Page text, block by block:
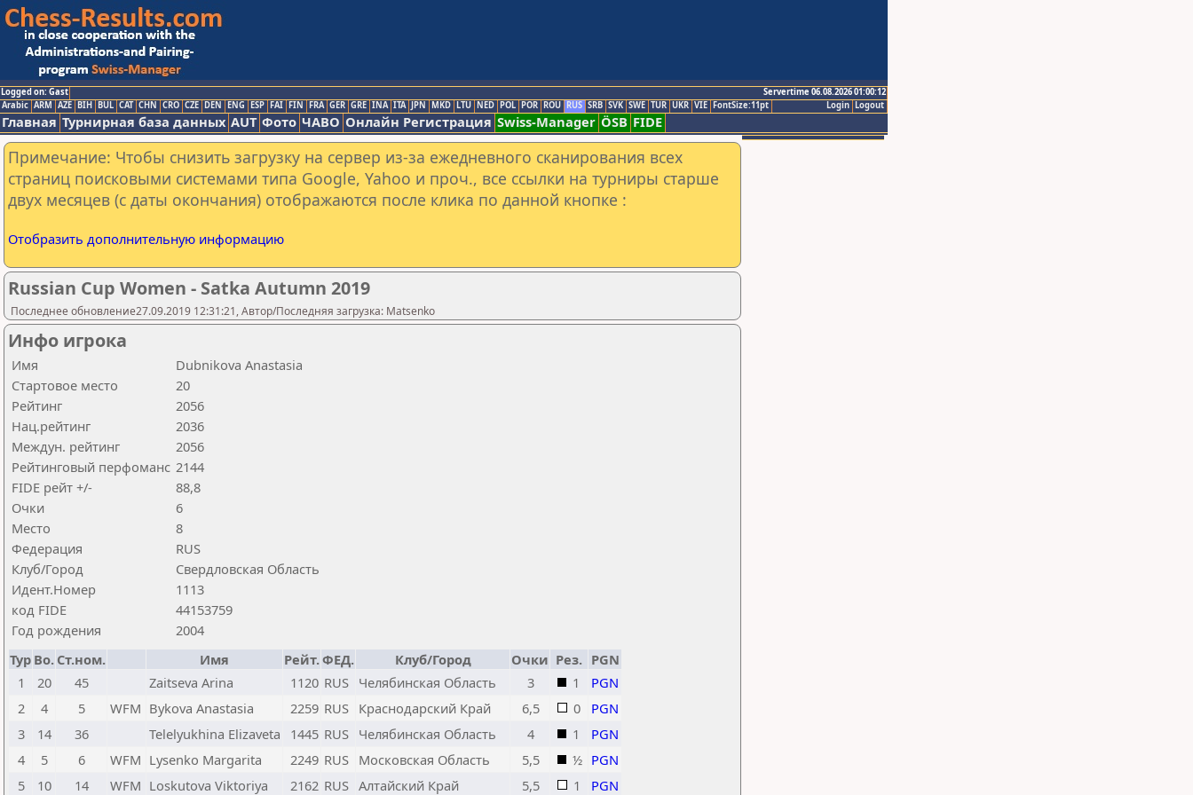
Logged on: Gast
Servertime 06.08.2026 01:00:12
Logout
Login
Arabic ARM AZE BIH BUL CAT CHN CRO CZE DEN ENG ESP FAI FIN FRA GER GRE INA ITA JPN MKD LTU NED POL POR ROU RUS SRB SVK SWE TUR UKR VIE FontSize:11pt
Главная Турнирная база данных AUT Фото ЧАВО Онлайн Регистрация Swiss-Manager ÖSB FIDE
Примечание: Чтобы снизить загрузку на сервер из-за ежедневного сканирования всех
страниц поисковыми системами типа Google, Yahoo и проч., все ссылки на турниры старше
двух месяцев (с даты окончания) отображаются после клика по данной кнопке :
Отобразить дополнительную информацию
Russian Cup Women - Satka Autumn 2019
Последнее обновление27.09.2019 12:31:21, Автор/Последняя загрузка: Matsenko
Инфо игрока
Имя
Dubnikova Anastasia
Стартовое место
20
Рейтинг
2056
Нац.рейтинг
2036
Междун. рейтинг
2056
Рейтинговый перфоманс 2144
FIDE рейт +/-
88,8
Очки
6
Место
8
Федерация
RUS
Клуб/Город
Свердловская Область
Идент.Номер
1113
код FIDE
44153759
Год рождения
2004
Тур Bo. Ст.ном. Имя Рейт.ФЕД. Клуб/Город Очки Рез. PGN
1
20 45 Zaitseva Arina 1120 RUS Челябинская Область 3 1
PGN
2
4 5 WFM Bykova Anastasia 2259 RUS Краснодарский Край 6,5 0
PGN
3
14 36 Telelyukhina Elizaveta 1445 RUS Челябинская Область 4 1
PGN
4
5 6 WFM Lysenko Margarita 2249 RUS Московская Область 5,5 ½ PGN
5
10 14 WFM Loskutova Viktoriya 2162 RUS Алтайский Край 5,5 1 PGN